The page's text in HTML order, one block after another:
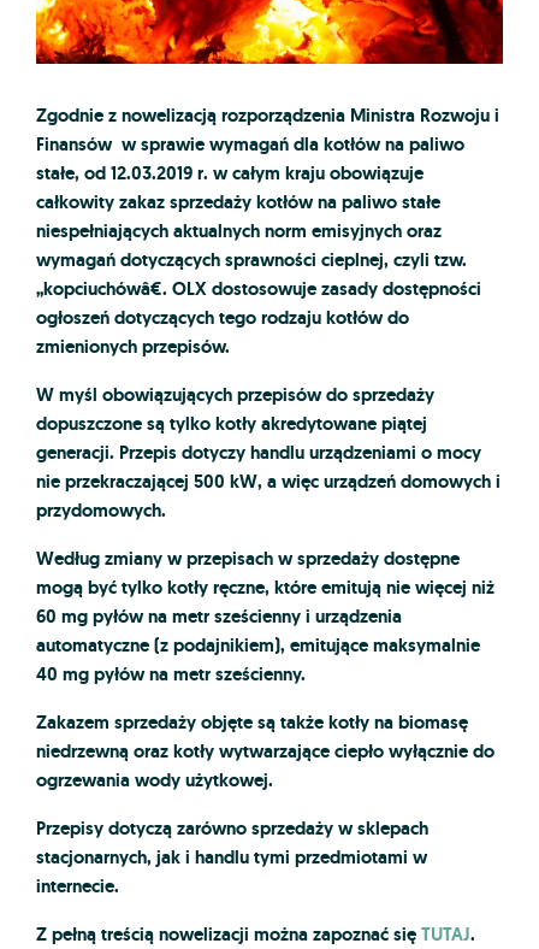
Zgodnie z nowelizacją rozporządzenia Ministra Rozwoju i
Finansów w sprawie wymagań dla kotłów na paliwo
stałe, od 12.03.2019 r. w całym kraju obowiązuje
całkowity zakaz sprzedaży kotłów na paliwo stałe
niespełniających aktualnych norm emisyjnych oraz
wymagań dotyczących sprawności cieplnej, czyli tzw.
„kopciuchówâ€. OLX dostosowuje zasady dostępności
ogłoszeń dotyczących tego rodzaju kotłów do
zmienionych przepisów.
W myśl obowiązujących przepisów do sprzedaży
dopuszczone są tylko kotły akredytowane piątej
generacji. Przepis dotyczy handlu urządzeniami o mocy
nie przekraczającej 500 kW, a więc urządzeń domowych i
przydomowych.
Według zmiany w przepisach w sprzedaży dostępne
mogą być tylko kotły ręczne, które emitują nie więcej niż
60 mg pyłów na metr sześcienny i urządzenia
automatyczne (z podajnikiem), emitujące maksymalnie
40 mg pyłów na metr sześcienny.
Zakazem sprzedaży objęte są także kotły na biomasę
niedrzewną oraz kotły wytwarzające ciepło wyłącznie do
ogrzewania wody użytkowej.
Przepisy dotyczą zarówno sprzedaży w sklepach
stacjonarnych, jak i handlu tymi przedmiotami w
internecie.
Z pełną treścią nowelizacji można zapoznać się TUTAJ.